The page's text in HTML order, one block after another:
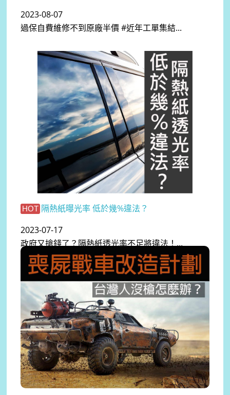
2023-08-07
過保自費維修不到原廠半價 #近年工單集結...
HOT 隔熱紙曝光率 低於幾%違法？
2023-07-17
政府又搶錢了？隔熱紙透光率不足將違法！...